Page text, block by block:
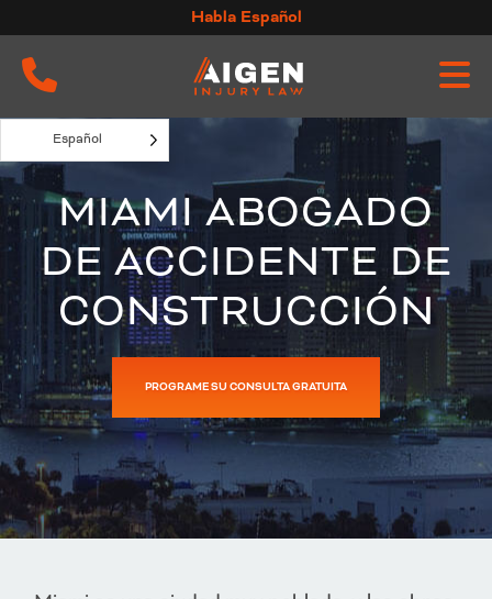
al
contenido
Habla Español
Español
MIAMI ABOGADO
DE ACCIDENTE DE
CONSTRUCCIÓN
PROGRAME SU CONSULTA GRATUITA